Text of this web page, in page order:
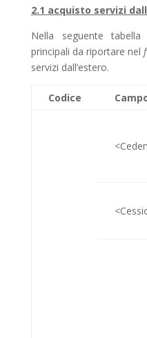
2.1 acquisto servizi
Nella seguente
principali da riportare nel
servizi dall’estero.
Codice